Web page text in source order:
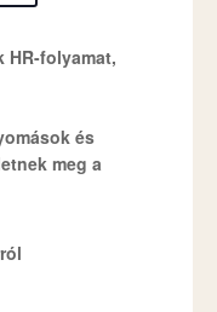
HR-folyamat,
és
meg a